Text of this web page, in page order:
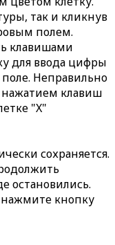
так и кликнув
полем.
клавишами
для ввода цифры
Неправильно
клавиш
"X"
сохраняется.
остановились.
нажмите кнопку